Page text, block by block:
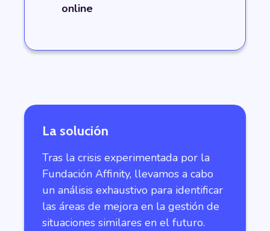
online
La solución
Tras la crisis experimentada por la
Fundación Affinity, llevamos a cabo
un análisis exhaustivo para identificar
las áreas de mejora en la gestión de
situaciones similares en el futuro.